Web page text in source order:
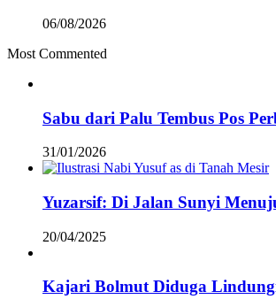
06/08/2026
Most Commented
Sabu dari Palu Tembus Pos
31/01/2026
Yuzarsif: Di Jalan Sunyi
20/04/2025
Kajari Bolmut Diduga